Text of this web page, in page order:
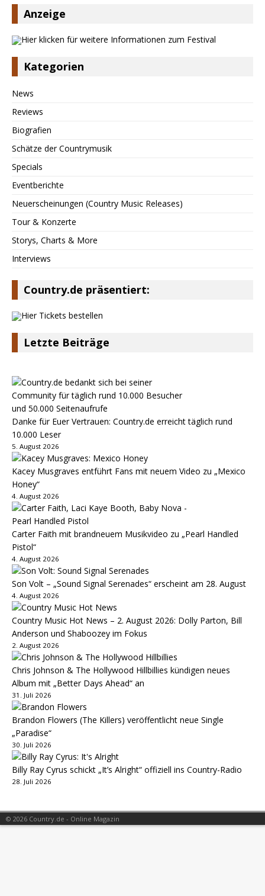
Anzeige
Kategorien
News
Reviews
Biografien
Schätze der Countrymusik
Specials
Eventberichte
Neuerscheinungen (Country Music Releases)
Tour & Konzerte
Storys, Charts & More
Interviews
Country.de präsentiert:
Letzte Beiträge
Danke für Euer Vertrauen: Country.de erreicht täglich rund
10.000 Leser
5. August 2026
Kacey Musgraves entführt Fans mit neuem Video zu „Mexico
Honey“
4. August 2026
Carter Faith mit brandneuem Musikvideo zu „Pearl Handled
Pistol“
4. August 2026
Son Volt – „Sound Signal Serenades“ erscheint am 28. August
4. August 2026
Country Music Hot News – 2. August 2026: Dolly Parton, Bill
Anderson und Shaboozey im Fokus
2. August 2026
Chris Johnson & The Hollywood Hillbillies kündigen neues
Album mit „Better Days Ahead“ an
31. Juli 2026
Brandon Flowers (The Killers) veröffentlicht neue Single
„Paradise“
30. Juli 2026
Billy Ray Cyrus schickt „It’s Alright“ offiziell ins Country-Radio
28. Juli 2026
© 2026 Country.de - Online Magazin